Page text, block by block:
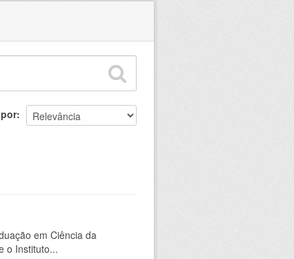
em Ciência da
o Instituto...